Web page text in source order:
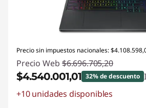
Precio sin impuestos nacionales:
Precio Web $6.696.705,20
$4.540.001,01 32% de descuento
Descuento prod (inc IVA) :
+10 unidades disponibles